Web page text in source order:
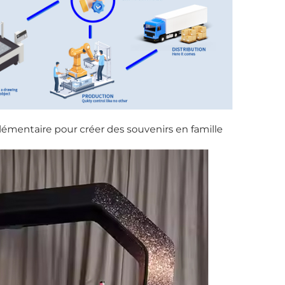
pour créer des souvenirs en famille